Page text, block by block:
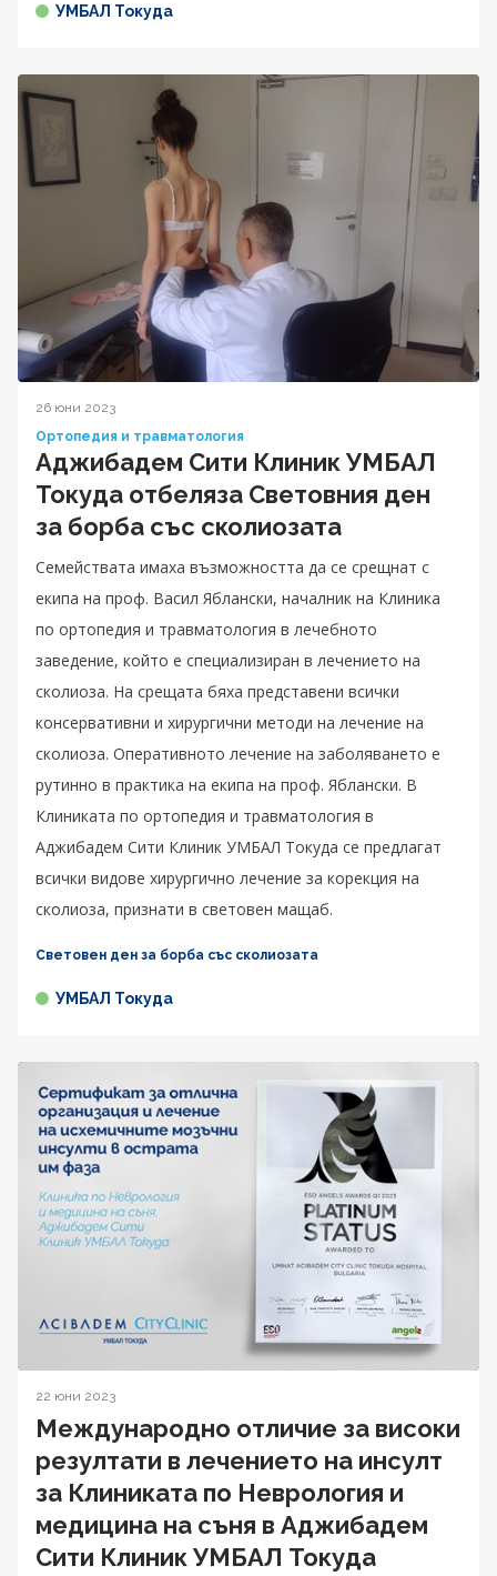
УМБАЛ Токуда
26 юни 2023
Ортопедия и травматология
Аджибадем Сити Клиник УМБАЛ
Токуда отбеляза Световния ден
за борба със сколиозата
Семействата имаха възможността да се срещнат с
екипа на проф. Васил Яблански, началник на Клиника
по ортопедия и травматология в лечебното
заведение, който е специализиран в лечението на
сколиоза. На срещата бяха представени всички
консервативни и хирургични методи на лечение на
сколиоза. Оперативното лечение на заболяването е
рутинно в практика на екипа на проф. Яблански. В
Клиниката по ортопедия и травматология в
Аджибадем Сити Клиник УМБАЛ Токуда се предлагат
всички видове хирургично лечение за корекция на
сколиоза, признати в световен мащаб.
Световен ден за борба със сколиозата
УМБАЛ Токуда
22 юни 2023
Международно отличие за високи
резултати в лечението на инсулт
за Клиниката по Неврология и
медицина на съня в Аджибадем
Сити Клиник УМБАЛ Токуда